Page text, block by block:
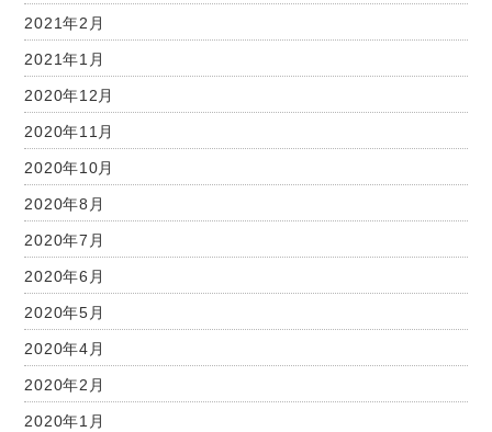
2021年2月
2021年1月
2020年12月
2020年11月
2020年10月
2020年8月
2020年7月
2020年6月
2020年5月
2020年4月
2020年2月
2020年1月